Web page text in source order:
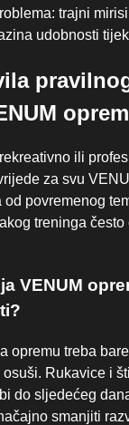
trajni
udobnosti
ili
za svu
povremenog
treninga
VENUM
opremu treba
Rukavice i
do sljedećeg
smanjiti